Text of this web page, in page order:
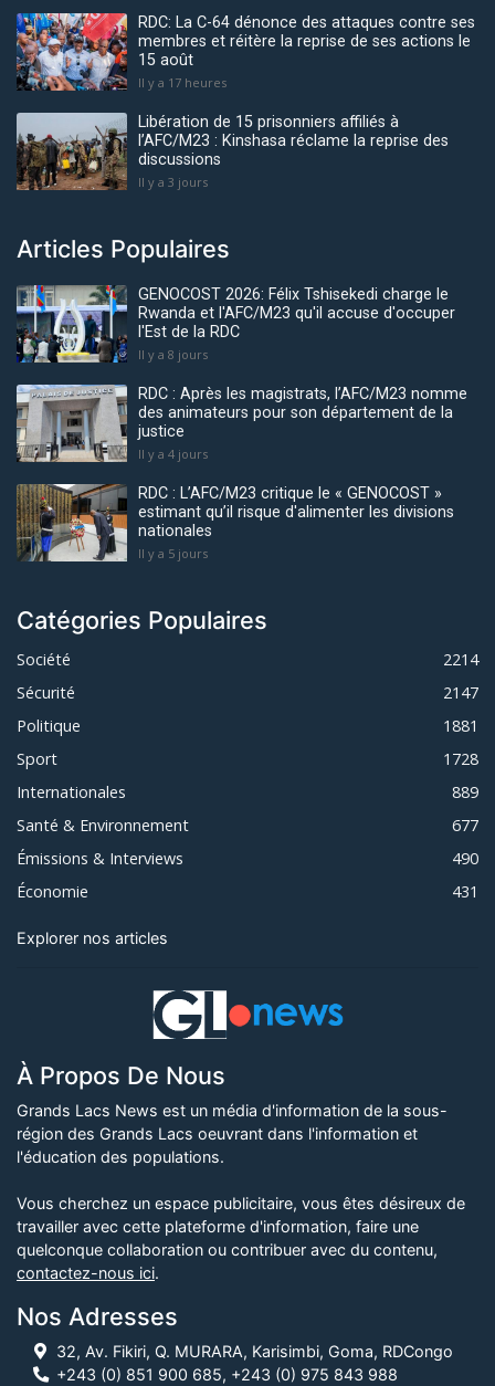
RDC: La C-64 dénonce des attaques contre ses
membres et réitère la reprise de ses actions le
15 août
Il y a 17 heures
Libération de 15 prisonniers affiliés à
l’AFC/M23 : Kinshasa réclame la reprise des
discussions
Il y a 3 jours
Articles Populaires
GENOCOST 2026: Félix Tshisekedi charge le
Rwanda et l'AFC/M23 qu'il accuse d'occuper
l'Est de la RDC
Il y a 8 jours
RDC : Après les magistrats, l’AFC/M23 nomme
des animateurs pour son département de la
justice
Il y a 4 jours
RDC : L’AFC/M23 critique le « GENOCOST »
estimant qu’il risque d'alimenter les divisions
nationales
Il y a 5 jours
Catégories Populaires
Société
2214
Sécurité
2147
Politique
1881
Sport
1728
Internationales
889
Santé & Environnement
677
Émissions & Interviews
490
Économie
431
Explorer nos articles
À Propos De Nous
Grands Lacs News est un média d'information de la sous-
région des Grands Lacs oeuvrant dans l'information et
l'éducation des populations.
Vous cherchez un espace publicitaire, vous êtes désireux de
travailler avec cette plateforme d'information, faire une
quelconque collaboration ou contribuer avec du contenu,
contactez-nous ici.
Nos Adresses
32, Av. Fikiri, Q. MURARA, Karisimbi, Goma, RDCongo
+243 (0) 851 900 685, +243 (0) 975 843 988